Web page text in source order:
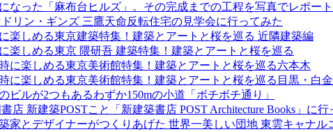
なった「麻布台ヒルズ」。その完成までの工程を写真でレポー
リン・ギンズ 三鷹天命反転住宅の見学会に行ってみた
楽しめる東京建築特集！建築とアートと桜を巡る 近隣建築編
楽しめる東京 隈研吾 建築特集！建築とアートと桜を巡る
に楽しめる東京美術館特集！建築とアートと桜を巡る六本木
に楽しめる東京美術館特集！建築とアートと桜を巡る目黒・白
ビルが2つもあるわずか150mの小道「ボチボチ通り」
店 新建築POSTこと「新建築書店 POST Architecture Books」に行
家とデザイナーがつくりあげた 世界一美しい団地 東雲キャナル